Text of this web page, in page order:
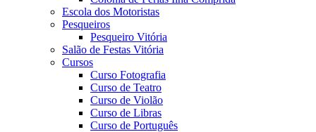
Escola dos Motoristas
Pesqueiros
Pesqueiro Vitória
Salão de Festas Vitória
Cursos
Curso Fotografia
Curso de Teatro
Curso de Violão
Curso de Libras
Curso de Português